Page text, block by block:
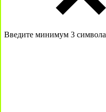
Введите минимум 3 символа